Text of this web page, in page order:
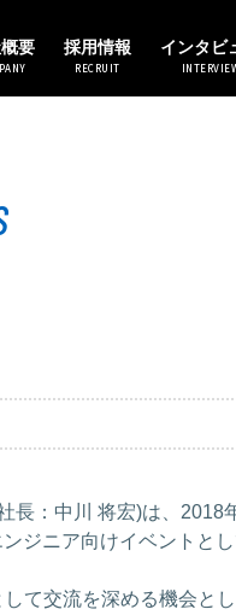
要 採用情報
RECRUIT
インタビ
長：中川 将宏)は、2018
ジニア向けイベントと
て交流を深める機会と